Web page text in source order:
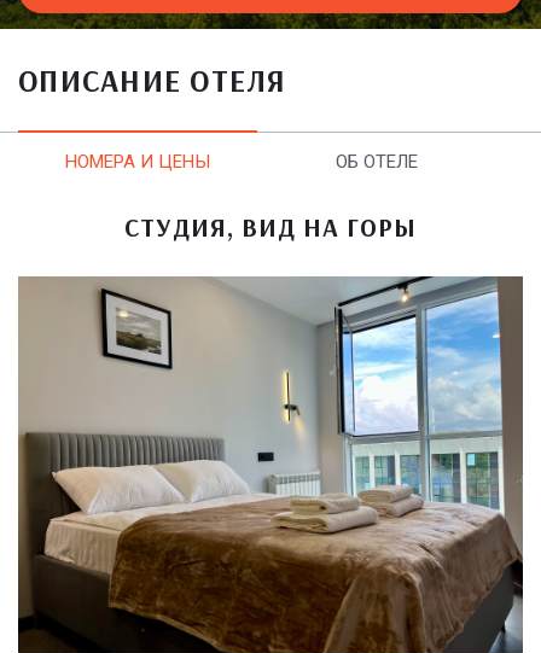
ОПИСАНИЕ ОТЕЛЯ
НОМЕРА И ЦЕНЫ ОБ ОТЕЛЕ
СТУДИЯ, ВИД НА ГОРЫ